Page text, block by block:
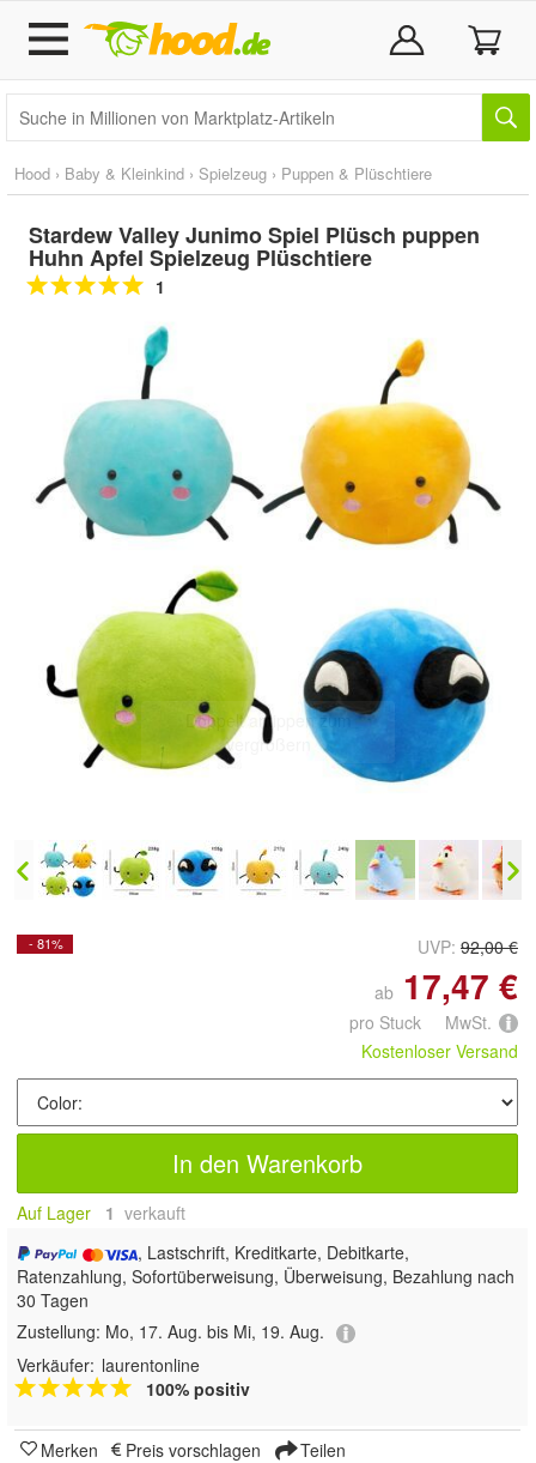
Hood › Baby & Kleinkind › Spielzeug › Puppen & Plüschtiere
Stardew Valley Junimo Spiel Plüsch puppen
Huhn Apfel Spielzeug Plüschtiere
1
Doppelt antippen zum
vergrößern
- 81% UVP: 92,00 €
ab 17,47 €
pro Stuck MwSt.
Kostenloser Versand
In den Warenkorb
Auf Lager 1 verkauft
, Lastschrift, Kreditkarte, Debitkarte,
Ratenzahlung, Sofortüberweisung, Überweisung, Bezahlung nach
30 Tagen
Zustellung: Mo, 17. Aug. bis Mi, 19. Aug.
Verkäufer: laurentonline
100% positiv
Merken Preis vorschlagen Teilen